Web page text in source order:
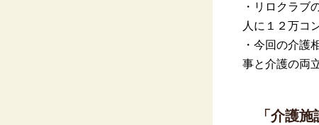
・リロクラブ
人 に １２ 万コ
・ 今回の介護
事と介護の両
「介護